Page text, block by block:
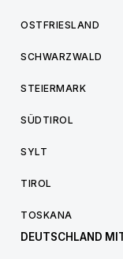
OSTFRIESLAND
SCHWARZWALD
STEIERMARK
SÜDTIROL
SYLT
TIROL
TOSKANA
DEUTSCHLAND